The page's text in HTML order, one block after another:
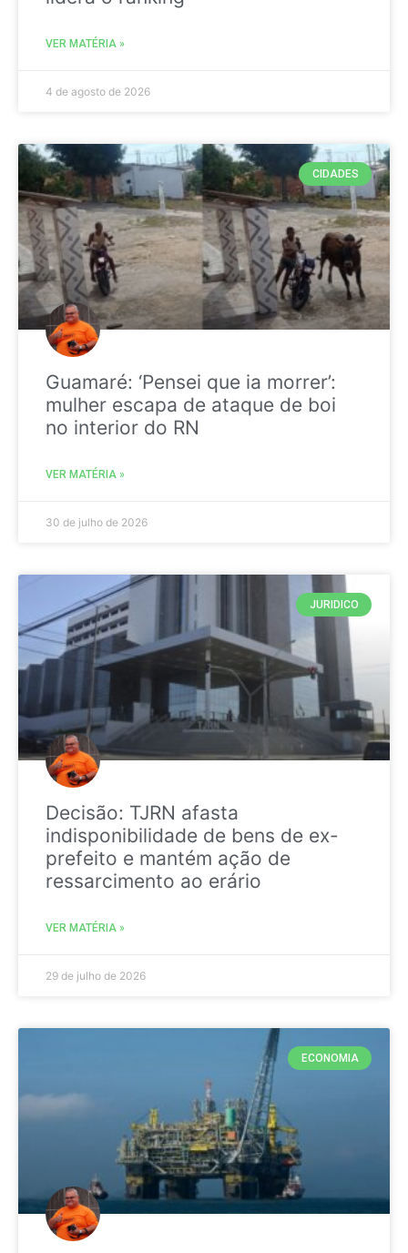
VER MATÉRIA »
4 de agosto de 2026
CIDADES
Guamaré: ‘Pensei que ia morrer’:
mulher escapa de ataque de boi
no interior do RN
VER MATÉRIA »
30 de julho de 2026
JURIDICO
Decisão: TJRN afasta
indisponibilidade de bens de ex-
prefeito e mantém ação de
ressarcimento ao erário
VER MATÉRIA »
29 de julho de 2026
ECONOMIA